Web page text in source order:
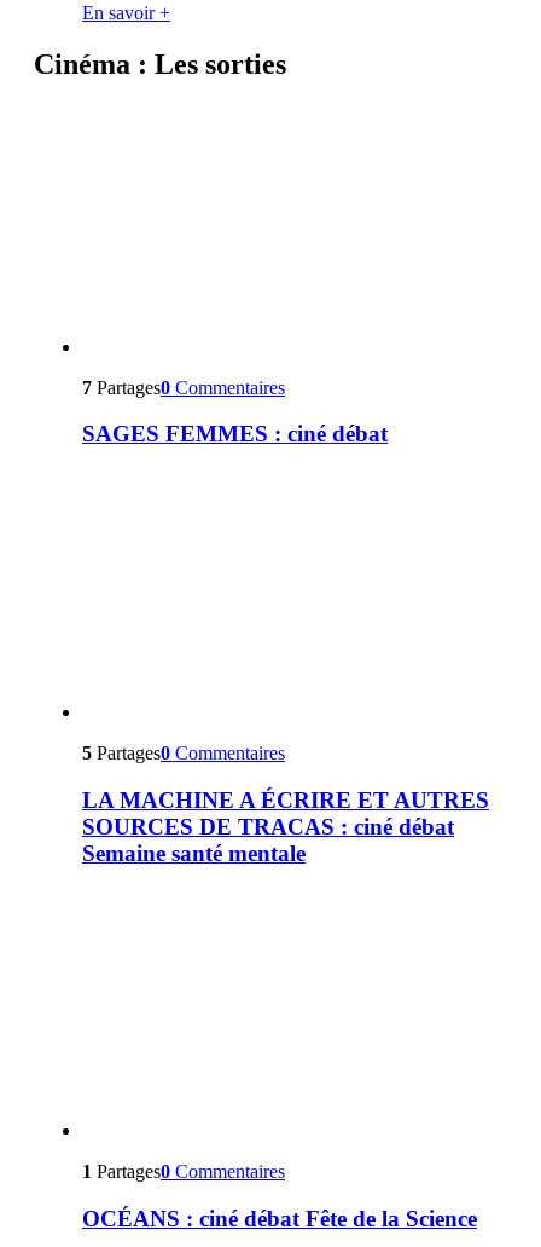
En savoir +
Cinéma : Les sorties
7 Partages0 Commentaires
SAGES FEMMES : ciné débat
5 Partages0 Commentaires
LA MACHINE A ÉCRIRE ET AUTRES
SOURCES DE TRACAS : ciné débat
Semaine santé mentale
1 Partages0 Commentaires
OCÉANS : ciné débat Fête de la Science